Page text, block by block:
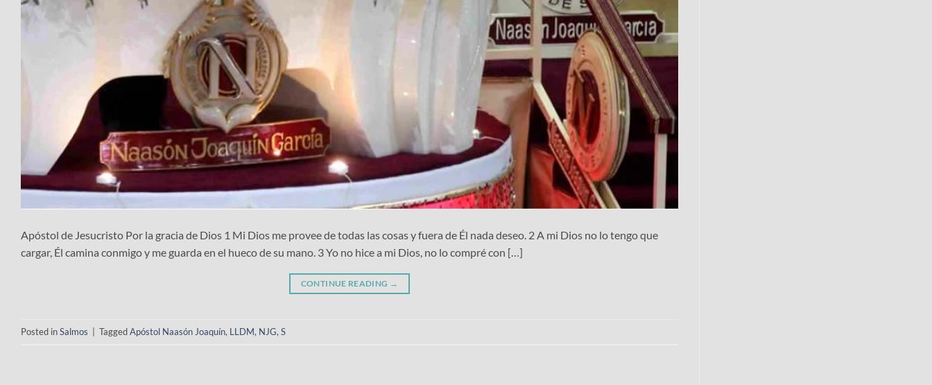
Apóstol de Jesucristo Por la gracia de Dios 1 Mi Dios me provee de todas las cosas y fuera de Él nada deseo. 2 A mi Dios no lo tengo que
cargar, Él camina conmigo y me guarda en el hueco de su mano. 3 Yo no hice a mi Dios, no lo compré con […]
CONTINUE READING →
Posted inSalmos TaggedApóstol Naasón Joaquín, LLDM, NJG, S